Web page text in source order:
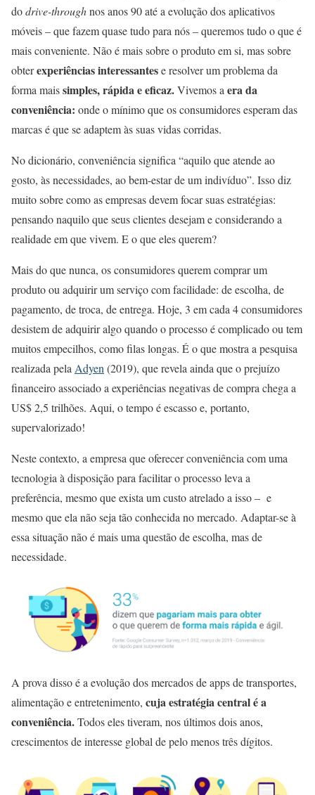
dodrive-throughnos anos 90 até a evolução dos aplicativos
móveis – que fazem quase tudo para nós – queremos tudo o que é
mais conveniente. Não é mais sobre o produto em si, mas sobre
obterexperiências interessantese resolver um problema da
forma maissimples, rápida e eficaz.Vivemos a era da
conveniência: onde o mínimo que os consumidores esperam das
marcas é que se adaptem às suas vidas corridas.
No dicionário, conveniência significa “aquilo que atende ao
gosto, às necessidades, ao bem-estar de um indivíduo”. Isso diz
muito sobre como as empresas devem focar suas estratégias:
pensando naquilo que seus clientes desejam e considerando a
realidade em que vivem. E o que eles querem?
Mais do que nunca, os consumidores querem comprar um
produto ou adquirir um serviço com facilidade: de escolha, de
pagamento, de troca, de entrega. Hoje, 3 em cada 4 consumidores
desistem de adquirir algo quando o processo é complicado ou tem
muitos empecilhos, como filas longas. É o que mostra a pesquisa
realizada pela Adyen (2019), que revela ainda que o prejuízo
financeiro associado a experiências negativas de compra chega a
US$ 2,5 trilhões. Aqui, o tempo é escasso e, portanto,
supervalorizado!
Neste contexto, a empresa que oferecer conveniência com uma
tecnologia à disposição para facilitar o processo leva a
preferência, mesmo que exista um custo atrelado a isso – e
mesmo que ela não seja tão conhecida no mercado. Adaptar-se à
essa situação não é mais uma questão de escolha, mas de
necessidade.
A prova disso é a evolução dos mercados de apps de transportes,
alimentação e entretenimento, cuja estratégia central é a
conveniência.Todos eles tiveram, nos últimos dois anos,
crescimentos de interesse global de pelo menos três dígitos.